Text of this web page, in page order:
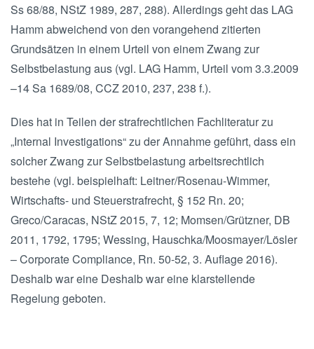
Ss 68/88, NStZ 1989, 287, 288). Allerdings geht das LAG
Hamm abweichend von den vorangehend zitierten
Grundsätzen in einem Urteil von einem Zwang zur
Selbstbelastung aus (vgl. LAG Hamm, Urteil vom 3.3.2009
–14 Sa 1689/08, CCZ 2010, 237, 238 f.).
Dies hat in Teilen der strafrechtlichen Fachliteratur zu
„Internal Investigations“ zu der Annahme geführt, dass ein
solcher Zwang zur Selbstbelastung arbeitsrechtlich
bestehe (vgl. beispielhaft: Leitner/Rosenau-Wimmer,
Wirtschafts- und Steuerstrafrecht, § 152 Rn. 20;
Greco/Caracas, NStZ 2015, 7, 12; Momsen/Grützner, DB
2011, 1792, 1795; Wessing, Hauschka/Moosmayer/Lösler
– Corporate Compliance, Rn. 50-52, 3. Auflage 2016).
Deshalb war eine Deshalb war eine klarstellende
Regelung geboten.